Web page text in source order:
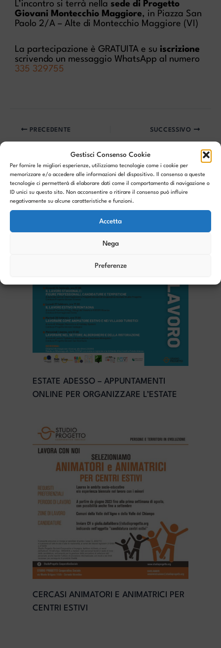
Gestisci Consenso Cookie
Per fornire le migliori esperienze, utilizziamo tecnologie come i cookie per
memorizzare e/o accedere alle informazioni del dispositivo. Il consenso a queste
tecnologie ci permetterà di elaborare dati come il comportamento di navigazione o
ID unici su questo sito. Non acconsentire o ritirare il consenso può influire
negativamente su alcune caratteristiche e funzioni.
Accetta
Nega
Preferenze
L’incontro si terrà nella sede di Progetto
Giovani Montecchio Maggiore, in Piazza San
Paolo 2/A – Alte di Montecchio Maggiore (VI)
La partecipazione è GRATUITA e su iscrizione
scrivendo un messaggio WhatsApp al numero
335 329755
PRECEDENTE SUCCESSIVO
Articoli correlati
ESTATE ADESSO – APPUNTAMENTI
ONLINE PER ORGANIZZARE L’ESTATE
CERCASI ANIMATORI E ANIMATRICI PER
CENTRI ESTIVI